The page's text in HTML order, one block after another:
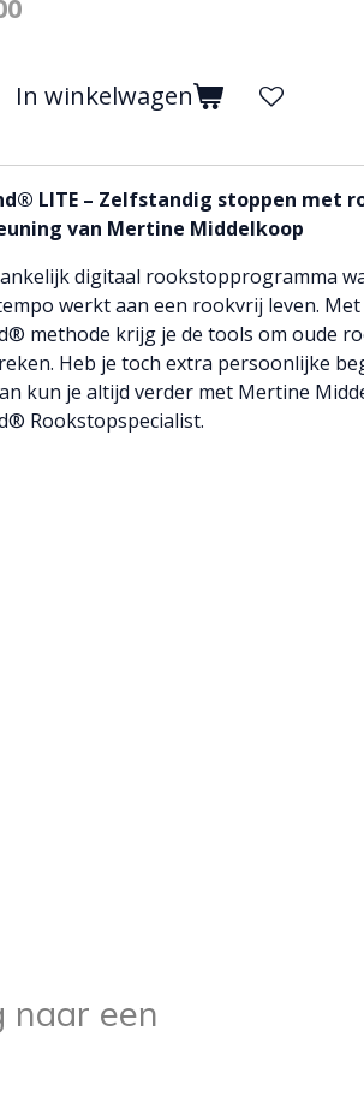
In winkelwagen
LITE – Zelfstandig stoppen met
van Mertine Middelkoop
digitaal rookstopprogramma
werkt aan een rookvrij leven. Met
methode krijg je de tools om oude
Heb je toch extra persoonlijke
kun je altijd verder met Mertine
Rookstopspecialist.
naar een